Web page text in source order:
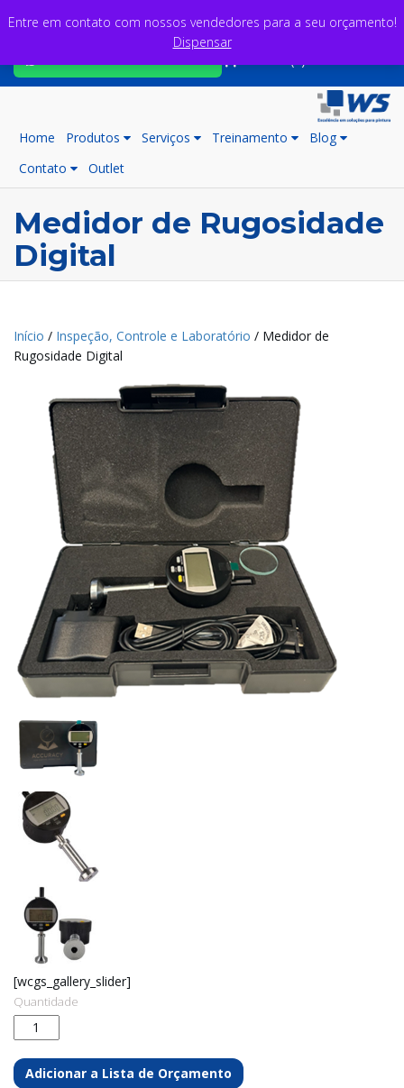
Home Produtos Serviços Treinamento
Blog
Contato
Outlet
Medidor de Rugosidade
Digital
Início / Inspeção, Controle e Laboratório / Medidor de
Rugosidade Digital
[wcgs_gallery_slider]
Quantidade
Adicionar a Lista de Orçamento
Entre em contato com nossos vendedores para a seu orçamento!
Dispensar